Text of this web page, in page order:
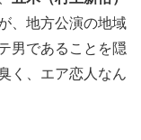
、地方公演の地域
男であることを隠
く、エア恋人なん